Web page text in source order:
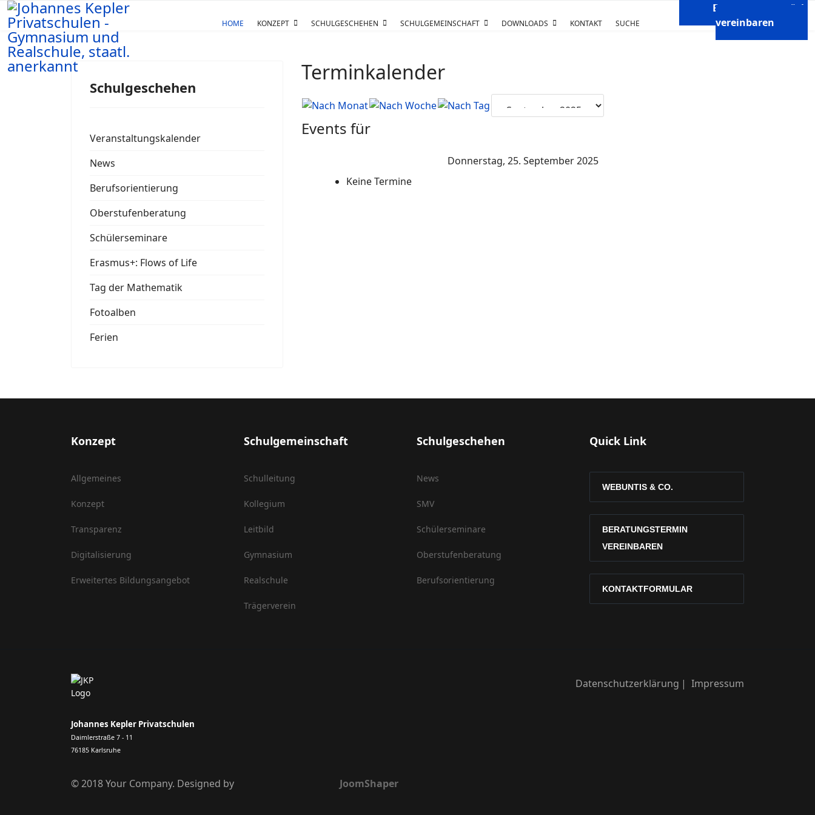
Beratungsgespräch
vereinbaren
HOME KONZEPT SCHULGESCHEHEN SCHULGEMEINSCHAFT DOWNLOADS KONTAKT SUCHE
Schulgeschehen
Veranstaltungskalender
News
Berufsorientierung
Oberstufenberatung
Schülerseminare
Erasmus+: Flows of Life
Tag der Mathematik
Fotoalben
Ferien
Terminkalender
Events für
Donnerstag, 25. September 2025
Keine Termine
Konzept
Allgemeines
Konzept
Transparenz
Digitalisierung
Erweitertes Bildungsangebot
Schulgemeinschaft
Schulleitung
Kollegium
Leitbild
Gymnasium
Realschule
Trägerverein
Schulgeschehen
News
SMV
Schülerseminare
Oberstufenberatung
Berufsorientierung
Quick Link
WEBUNTIS & CO.
BERATUNGSTERMIN
VEREINBAREN
KONTAKTFORMULAR
Johannes Kepler Privatschulen
Daimlerstraße 7 - 11
76185 Karlsruhe
© 2018 Your Company. Designed by JoomShaper
Datenschutzerklärung Impressum